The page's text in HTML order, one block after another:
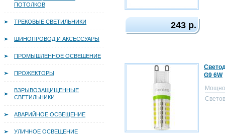
ПОТОЛКОВ
ТРЕКОВЫЕ СВЕТИЛЬНИКИ
ШИНОПРОВОД И АКСЕССУАРЫ
ПРОМЫШЛЕННОЕ ОСВЕЩЕНИЕ
ПРОЖЕКТОРЫ
ВЗРЫВОЗАЩИЩЕННЫЕ
СВЕТИЛЬНИКИ
АВАРИЙНОЕ ОСВЕЩЕНИЕ
УЛИЧНОЕ ОСВЕЩЕНИЕ
243 р.
G9 6W